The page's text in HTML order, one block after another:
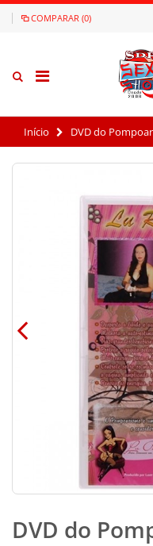
COMPARAR (0)
Início DVD do
DVD do